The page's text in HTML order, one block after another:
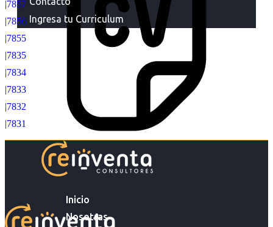
Inicio
Nosotras
Ingresa tu Curriculum
|7857
|7856
|7855
|7835
|7834
|7833
|7832
|7831